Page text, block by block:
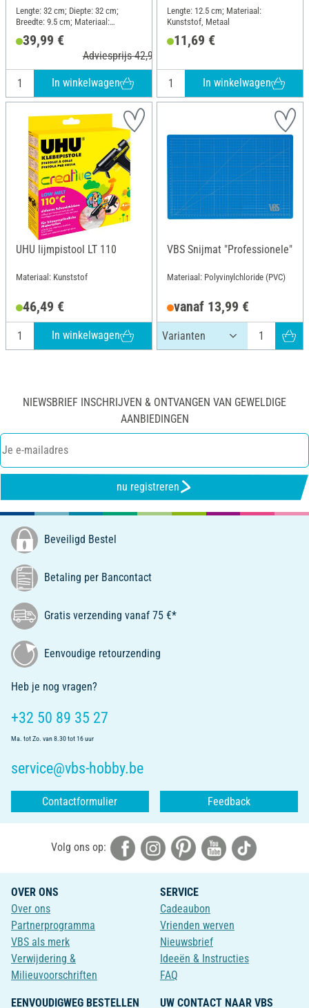
Lengte: 32 cm; Diepte: 32 cm;
Breedte: 9.5 cm; Materiaal:
39,99 €
Adviesprijs 42,94 €
In winkelwagen
Lengte: 12.5 cm; Materiaal:
Kunststof, Metaal
11,69 €
In winkelwagen
UHU lijmpistool LT 110
Materiaal: Kunststof
46,49 €
In winkelwagen
VBS Snijmat "Professionele"
Materiaal: Polyvinylchloride (PVC)
vanaf 13,99 €
NIEWSBRIEF INSCHRIJVEN & ONTVANGEN VAN GEWELDIGE
AANBIEDINGEN
nu registreren
Beveiligd Bestel
Betaling per Bancontact
Gratis verzending vanaf 75 €*
Eenvoudige retourzending
Heb je nog vragen?
+32 50 89 35 27
Ma. tot Zo. van 8.30 tot 16 uur
service@vbs-hobby.be
Contactformulier Feedback
Volg ons op:
OVER ONS
Over ons
Partnerprogramma
VBS als merk
Verwijdering &
Milieuvoorschriften
SERVICE
Cadeaubon
Vrienden werven
Nieuwsbrief
Ideeën & Instructies
FAQ
EENVOUDIGWEG BESTELLEN
UW CONTACT NAAR VBS